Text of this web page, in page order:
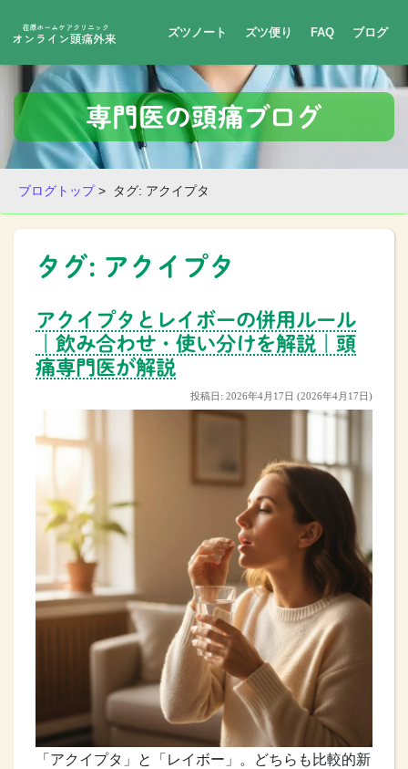
メインナビゲーションズツノート ズツ便り FAQ ブログ
専門医の頭痛ブログ
ブログトップ> タグ: アクイプタ
タグ: アクイプタ
アクイプタとレイボーの併用ルール
｜飲み合わせ・使い分けを解説｜頭
痛専門医が解説
投稿日: 2026年4月17日 (2026年4月17日)
「アクイプタ」と「レイボー」。どちらも比較的新